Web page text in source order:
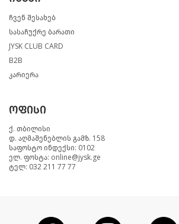
ჩვენ შესახებ
სასაჩუქრე ბარათი
JYSK CLUB CARD
B2B
კარიერა
ოფისი
ქ. თბილისი
დ. აღმაშენებლის გამზ. 158
საფოსტო ინდექსი: 0102
ელ. ფოსტა: online@jysk.ge
ტელ: 032 211 77 77